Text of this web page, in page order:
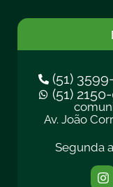
(51)
(51)
Av. João
Segunda